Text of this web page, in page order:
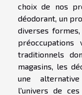
choix de nos
déodorant, un
diverses
traditionnels
magasins, les
une
l'univers de